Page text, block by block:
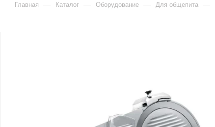
Главная — Каталог — Оборудование — Для общепита —